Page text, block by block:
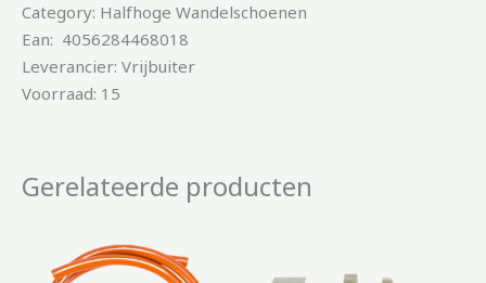
Category: Halfhoge Wandelschoenen
Ean: 4056284468018
Leverancier: Vrijbuiter
Voorraad: 15
Gerelateerde producten